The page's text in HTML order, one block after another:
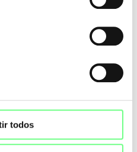
todos